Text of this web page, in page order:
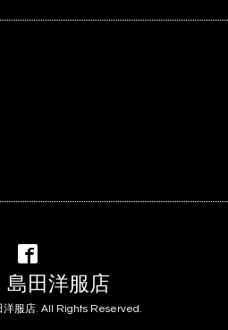
田洋服店
服店. All Rights Reserved.